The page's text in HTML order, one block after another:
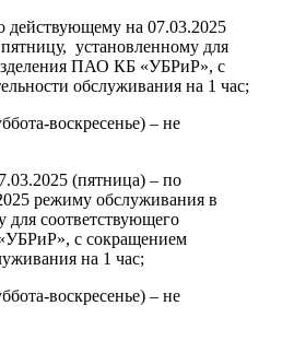
действующему на 07.03.2025
установленному для
ПАО КБ «УБРиР», с
обслуживания на 1 час;
воскресенье) – не
(пятница) – по
режиму обслуживания в
для соответствующего
с сокращением
на 1 час;
воскресенье) – не